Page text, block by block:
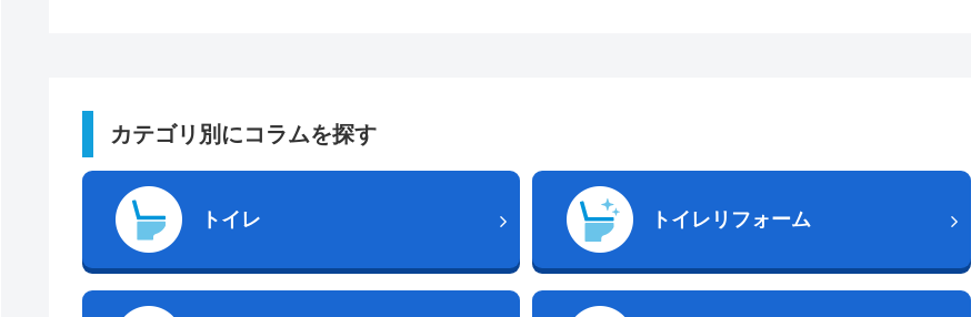
カテゴリ別にコラムを探す
トイレ トイレリフォーム